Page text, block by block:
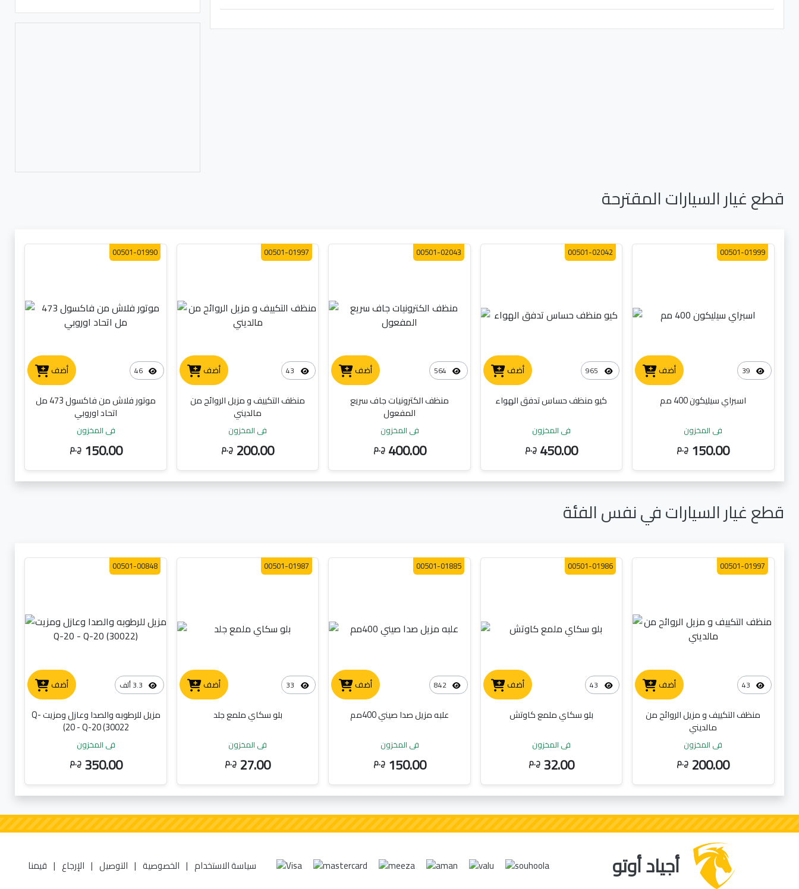
قطع غيار السيارات المقترحة
أضف
00501-01999
اسبراي سيليكون 400 مم
في المخزون
150.00 ج.م
أضف
00501-02042
كيو منظف حساس تدفق الهواء
في المخزون
450.00 ج.م
أضف
00501-02043
منظف الكترونيات جاف سريع
المفعول
في المخزون
400.00 ج.م
أضف
00501-01997
منظف التكييف و مزيل الروائح من
مالديني
في المخزون
200.00 ج.م
أضف 46
00501-01990
موتور فلاش من فاكسول 473 مل
اتحاد اوروبي
في المخزون
150.00 ج.م
قطع غيار السيارات في نفس الفئة
أضف
00501-01997
منظف التكييف و مزيل الروائح من
مالديني
في المخزون
200.00 ج.م
أضف
00501-01986
بلو سكاي ملمع كاوتش
في المخزون
32.00 ج.م
أضف 842
00501-01885
علبه مزيل صدا صيني 400مم
في المخزون
150.00 ج.م
أضف
00501-01987
بلو سكاي ملمع جلد
في المخزون
27.00 ج.م
أضف
00501-00848
مزيل للرطوبه والصدا وعازل ومزيت Q-
20 - Q-20 (30022)
في المخزون
350.00 ج.م
أجياد أوتو سياسة الاستخدام | الخصوصية | التوصيل | الإرجاع | قيمنا